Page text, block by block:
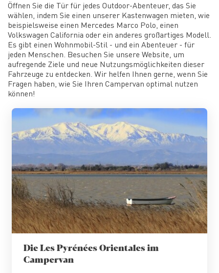
Öffnen Sie die Tür für jedes Outdoor-Abenteuer, das Sie
wählen, indem Sie einen unserer Kastenwagen mieten, wie
beispielsweise einen Mercedes Marco Polo, einen
Volkswagen California oder ein anderes großartiges Modell.
Es gibt einen Wohnmobil-Stil - und ein Abenteuer - für
jeden Menschen. Besuchen Sie unsere Website, um
aufregende Ziele und neue Nutzungsmöglichkeiten dieser
Fahrzeuge zu entdecken. Wir helfen Ihnen gerne, wenn Sie
Fragen haben, wie Sie Ihren Campervan optimal nutzen
können!
Die Les Pyrénées Orientales im
Campervan